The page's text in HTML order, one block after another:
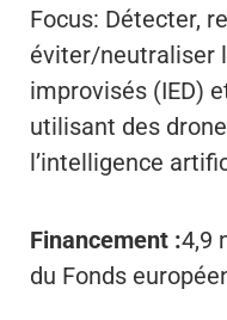
Focus: Détecter,
éviter/neutraliser
improvisés (IED)
utilisant des
l’intelligence
Financement :4,9
du Fonds